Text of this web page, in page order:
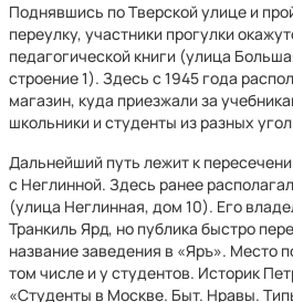
Поднявшись по Тверской улице и
переулку, участники прогулки
педагогической книги (улица
строение 1). Здесь с 1945 года
магазин, куда приезжали за
школьники и студенты из разных
Дальнейший путь лежит к
с Неглинной. Здесь ранее
(улица Неглинная, дом 10). Его
Транкиль Ярд, но публика быстро
название заведения в «Яръ». Место
том числе и у студентов. Историк
«Студенты в Москве. Быт. Нравы.